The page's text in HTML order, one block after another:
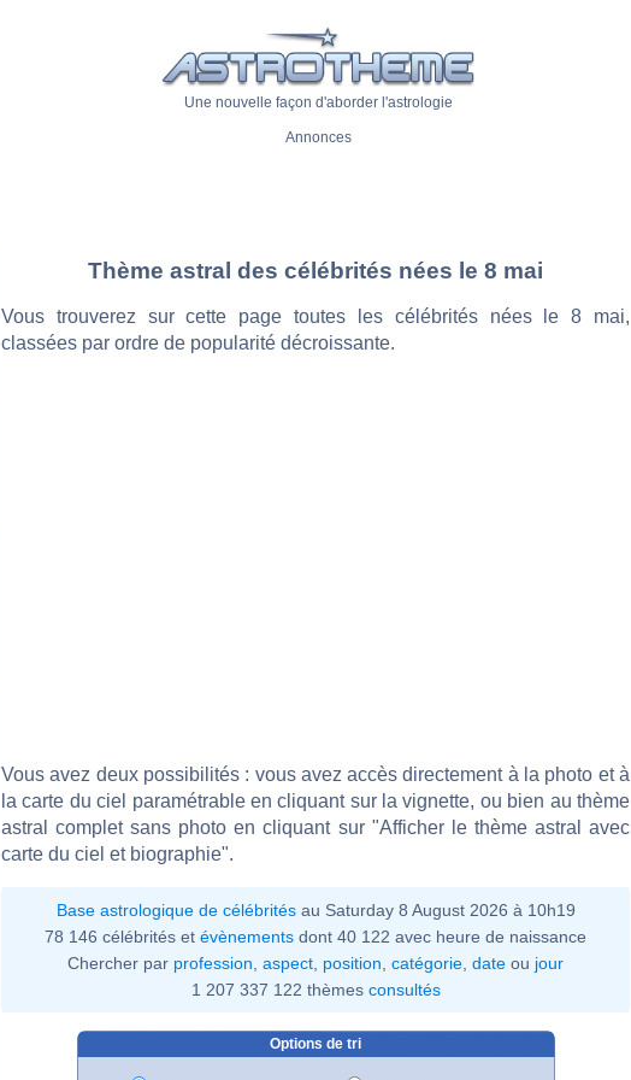
Une nouvelle façon d'aborder l'astrologie
Annonces
Thème astral des célébrités nées le 8 mai
Vous trouverez sur cette page toutes les célébrités nées le 8 mai,
classées par ordre de popularité décroissante.
Vous avez deux possibilités : vous avez accès directement à la photo et à
la carte du ciel paramétrable en cliquant sur la vignette, ou bien au thème
astral complet sans photo en cliquant sur "Afficher le thème astral avec
carte du ciel et biographie".
Base astrologique de célébritésau Saturday 8 August 2026 à 10h19
78 146 célébrités et évènements dont 40 122 avec heure de naissance
Chercher par profession aspect position catégorie date ou jour
1 207 337 122 thèmes consultés
Options de tri